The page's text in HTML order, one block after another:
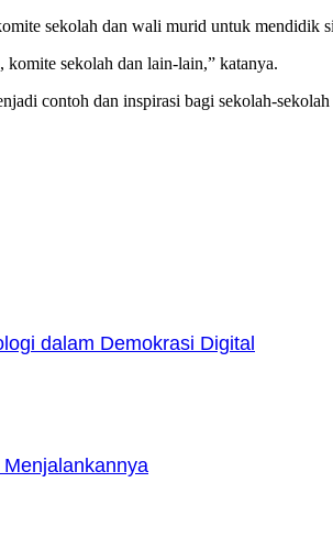
sekolah dan wali murid untuk mendidik
komite sekolah dan lain-lain,” katanya.
contoh dan inspirasi bagi sekolah-
dalam Demokrasi Digital